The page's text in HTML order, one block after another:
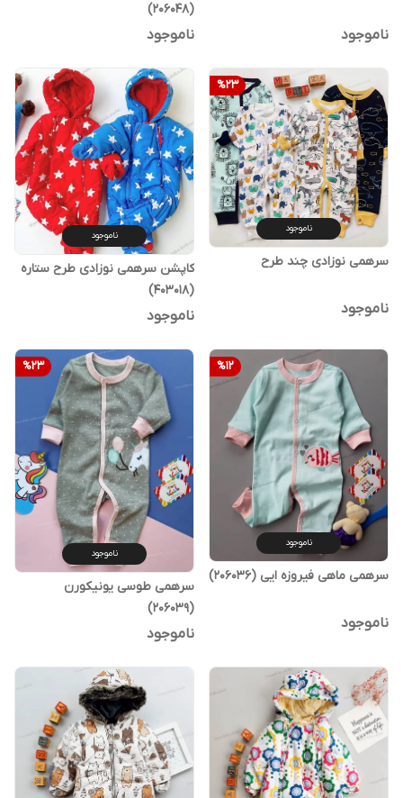
ناموجود
(206048)
ناموجود
%23
ناموجود
سرهمی نوزادی چند طرح
ناموجود
ناموجود
کاپشن سرهمی نوزادی طرح ستاره
(403018)
ناموجود
%12
ناموجود
سرهمی ماهی فیروزه ایی (206036)
ناموجود
%23
ناموجود
سرهمی طوسی یونیکورن
(206039)
ناموجود